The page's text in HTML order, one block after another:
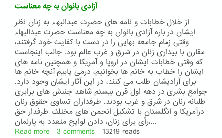
بهرام
مشرق
زمین
و
کشور
مقدس
ایران
است
آزادی بانوان به چه معناست
از خلال خطابات و نامه های حضرت عبدالبهاء به زنان نظر
ایشان در باره آزادی بانوان به چه معناست حضرت عبدالبهاء
وقتی زمام جامعه بهایی را در دست با کفایت خود گرفتند،
مقارن با بیداری زنان در شرق و غرب عالم بود. جالب اینجاست
که وقتی خطابات ایشان در اروپا و آمریکا و همچنین نامه های
ایشان را خطاب به خانم ها بخوانیم، درمی یابیم آنچه خانم ها
برای آزادیشان طلب می کنند، در این آثار ایشان وجود دارد.
جوامع بشری در دهه اول قرن بیستم شاهد جنبش های برابری
طلبانه زنان در شرق و غرب بودند. طرفداران تساوی حقوق زنان
درآمریکا و انگلستان با تشکیل انجمن های مختلف طرفدار حق
رأی برای زنان، دادن لوایح متعدد به پارلمان،...
Read more about
3 comments 13219 reads